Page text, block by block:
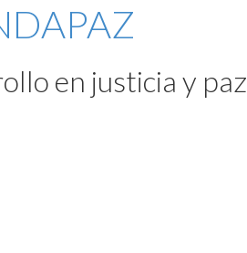
en justicia y paz